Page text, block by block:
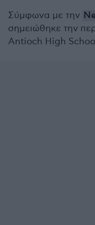
Σύμφωνα με την
σημειώθηκε την
Antioch High